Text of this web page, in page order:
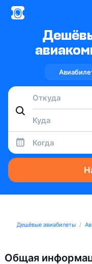
Когда
Дешёвые авиабилеты
Общая